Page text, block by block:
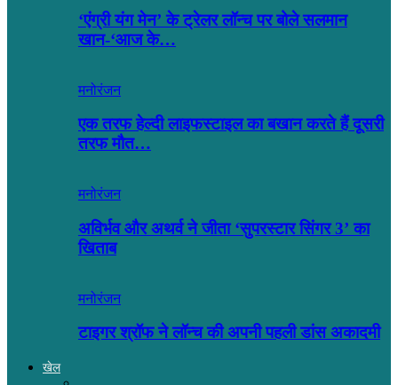
‘एंग्री यंग मेन’ के ट्रेलर लॉन्च पर बोले सलमान
खान-‘आज के…
मनोरंजन
एक तरफ हेल्दी लाइफस्टाइल का बखान करते हैं दूसरी
तरफ मौत…
मनोरंजन
अविर्भव और अथर्व ने जीता ‘सुपरस्टार सिंगर 3’ का
खिताब
मनोरंजन
टाइगर श्रॉफ ने लॉन्च की अपनी पहली डांस अकादमी
खेल